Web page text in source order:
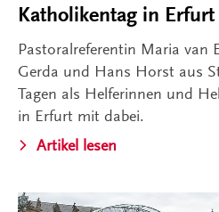
Katholikentag in Erfurt
Pastoralreferentin Maria van
Gerda und Hans Horst aus
Tagen als Helferinnen und
in Erfurt mit dabei.
Artikel lesen